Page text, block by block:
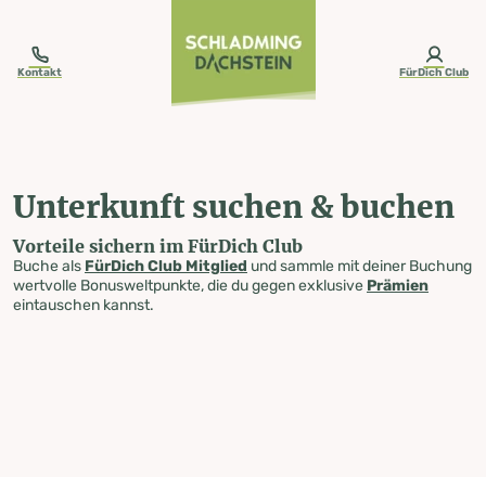
Kontakt FürDich Club
Unterkunft suchen & buchen
Vorteile sichern im FürDich Club
Buche als FürDich Club Mitglied und sammle mit deiner Buchung
wertvolle Bonusweltpunkte, die du gegen exklusive Prämien
eintauschen kannst.